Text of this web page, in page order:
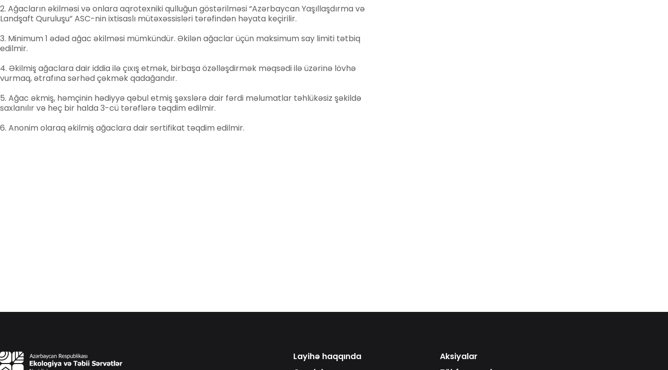
Ağacların əkilməsi və onlara aqrotexniki qulluğun göstərilməsi “Azərbaycan Yaşıllaşdırma və
Landşaft Quruluşu” ASC-nin ixtisaslı mütəxəssisləri tərəfindən həyata keçirilir.
Minimum 1 ədəd ağac əkilməsi mümkündür. Əkilən ağaclar üçün maksimum say limiti tətbiq
edilmir.
Əkilmiş ağaclara dair iddia ilə çıxış etmək, birbaşa özəlləşdirmək məqsədi ilə üzərinə lövhə
vurmaq, ətrafına sərhəd çəkmək qadağandır.
Ağac əkmiş, həmçinin hədiyyə qəbul etmiş şəxslərə dair fərdi məlumatlar təhlükəsiz şəkildə
saxlanılır və heç bir halda 3-cü tərəflərə təqdim edilmir.
Anonim olaraq əkilmiş ağaclara dair sertifikat təqdim edilmir.
Layihə haqqında
Aksiyalar